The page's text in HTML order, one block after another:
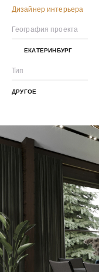
Дизайнер интерьера
География проекта
ЕКАТЕРИНБУРГ
Тип
ДРУГОЕ